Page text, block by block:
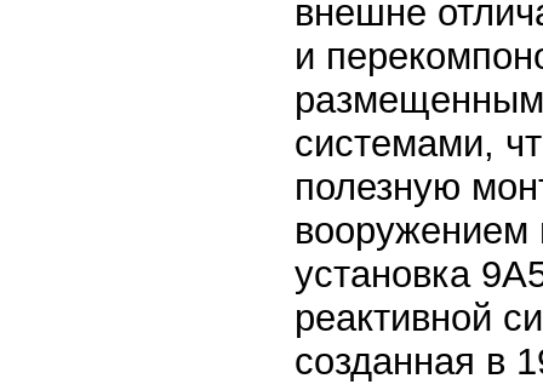
внешне
и
системами,
полезную
вооружением
установка
реактивной
созданная в